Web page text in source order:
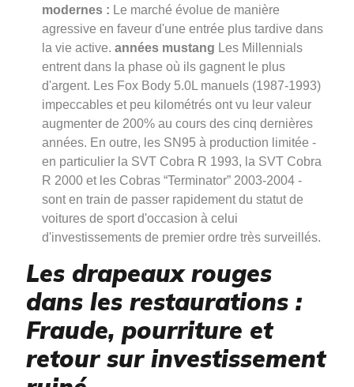
modernes : Le marché évolue de manière
agressive en faveur d'une entrée plus tardive dans
la vie active. années mustang Les Millennials
entrent dans la phase où ils gagnent le plus
d'argent. Les Fox Body 5.0L manuels (1987-1993)
impeccables et peu kilométrés ont vu leur valeur
augmenter de 200% au cours des cinq dernières
années. En outre, les SN95 à production limitée -
en particulier la SVT Cobra R 1993, la SVT Cobra
R 2000 et les Cobras “Terminator” 2003-2004 -
sont en train de passer rapidement du statut de
voitures de sport d'occasion à celui
d'investissements de premier ordre très surveillés.
Les drapeaux rouges
dans les restaurations :
Fraude, pourriture et
retour sur investissement